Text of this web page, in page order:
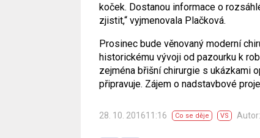
koček. Dostanou informace o
zjistit,“ vyjmenovala Plačková.
Prosinec bude věnovaný moderní
historickému vývoji od pazourku k
zejména břišní chirurgie s ukázkami
připravuje. Zájem o nadstavbové
28. 10. 201611:16 Co se děje VS